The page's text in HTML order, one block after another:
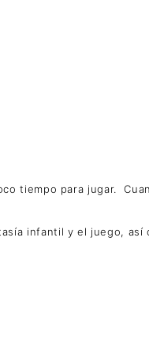
tiempo para jugar.
infantil y el juego,